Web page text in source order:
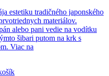
estetiku tradičného japonského
materiálov.
alebo pani vedie na vodítku
šibari putom na krk s
Viac na